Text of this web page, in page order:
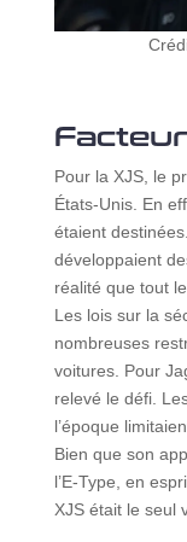
Pour la XJS, le
États-Unis. En
étaient
développaient
réalité que tout
Les lois sur la
nombreuses
voitures. Pour
relevé le défi.
l’époque
Bien que son
l’E-Type, en
XJS était le seul